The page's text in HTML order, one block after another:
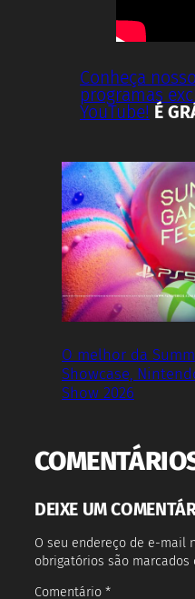
Conheça
programas
YouTube! É
O melhor da
Showcase,
Show 2026
DEIXE UM
O seu endereço de e-mail
obrigatórios são marcados
Comentário *